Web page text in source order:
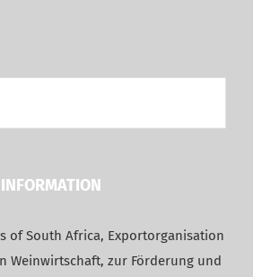
of South Africa, Exportorganisation
Weinwirtschaft, zur Förderung und